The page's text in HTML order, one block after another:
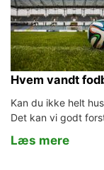
Hvem vandt
Kan du ikke helt
Det kan vi godt
Læs mere